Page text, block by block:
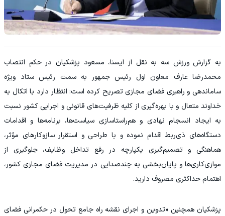
به گزارش ورزش سه به نقل از ایسنا، مسعود پزشکیان در حکم انتصاب
محمدرضا عارف معاون اول رئیس جمهور به سمت رئیس ستاد ویژه
ساماندهی و راهبری فضای مجازی تصریح کرده است: انتظار دارد با اتکال به
خداوند متعال و با بهره‌گیری از کلیه ظرفیت‌های قانونی و اجرایی کشور نسبت
به ایجاد انسجام نهادی و هم‌راستاسازی سیاست‌ها، برنامه‌ها و اقدامات
دستگاه‌های ذی‌ربط اقدام نموده و با طراحی و استقرار سازوکارهای مؤثر،
هماهنگی و تصمیم‌گیری یکپارچه در رفع تداخل وظایف، جلوگیری از
موازی‌کاری‌ها و پایان‌بخشی به چندصدایی در مدیریت فضای مجازی کشور،
اهتمام حداکثری مصروف دارید.
پزشکیان همچنین «تدوین و اجرای نقشه راه جامع تحول در حکمرانی فضای